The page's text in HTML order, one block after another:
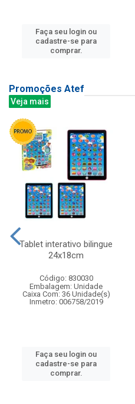
Faça seu login ou
cadastre-se para
comprar.
Promoções Atef
Veja mais
Tablet interativo bilingue
24x18cm
Código: 830030
Embalagem: Unidade
Caixa Com: 36 Unidade(s)
Inmetro: 006758/2019
Faça seu login ou
cadastre-se para
comprar.